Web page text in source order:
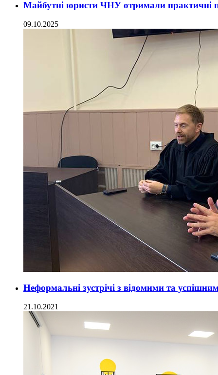
Майбутні юристи ЧНУ отримали практичні
09.10.2025
Неформальні зустрічі з відомими та
21.10.2021